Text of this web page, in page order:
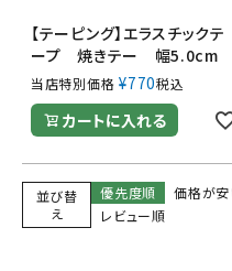
【テーピング】エラスチックテ
ープ 焼きテー 幅5.0cm
当店特別価格 ¥770税込
カートに入れる
並び替
え
優先度順 価格が
レビュー順